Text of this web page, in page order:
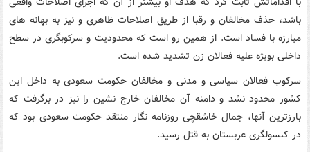
باشد، حذف مخالفان و رقبا از طریق اصلاحات ظاهری و نیز به بهانه های
مبارزه با فساد است. از همین رو است که محدودیت و سرکوبگری در سطح
داخلی بویژه علیه فعالان زن تشدید شده است.
سرکوب فعالان سیاسی و مدنی و مخالفان حکومت سعودی به داخل این
کشور محدود نشد و دامنه آن مخالفان خارج نشین را نیز در برگرفت که
بارزترین آنها، جمال خاشقچی روزنامه نگار منتقد حکومت سعودی بود که
در کنسولگری عربستان به قتل رسید.